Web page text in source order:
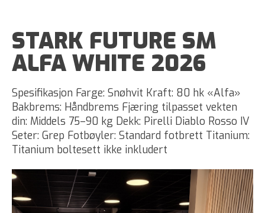
STARK FUTURE SM
ALFA WHITE 2026
Spesifikasjon Farge: Snøhvit Kraft: 80 hk «Alfa»
Bakbrems: Håndbrems Fjæring tilpasset vekten
din: Middels 75–90 kg Dekk: Pirelli Diablo Rosso IV
Seter: Grep Fotbøyler: Standard fotbrett Titanium:
Titanium boltesett ikke inkludert